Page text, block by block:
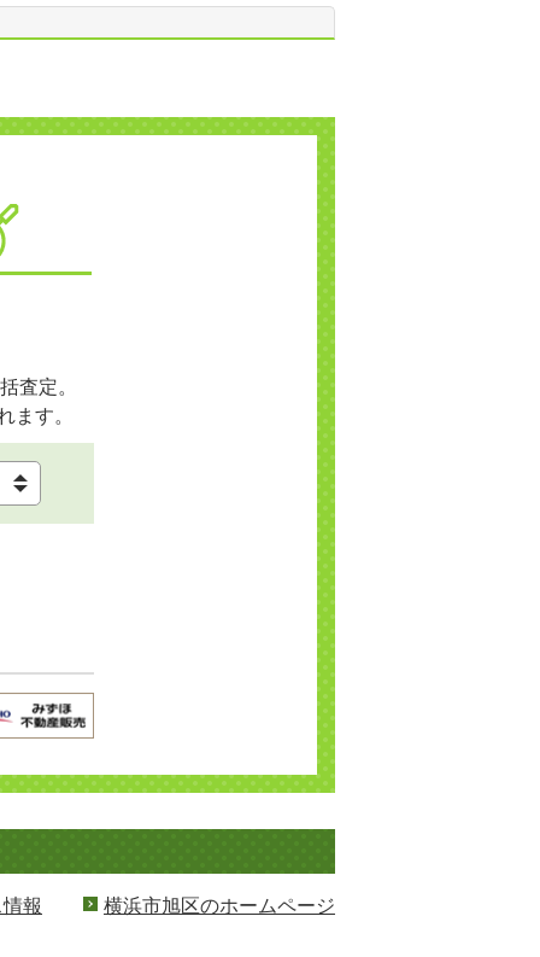
査定。
ます。
報 横浜市旭区のホームページ